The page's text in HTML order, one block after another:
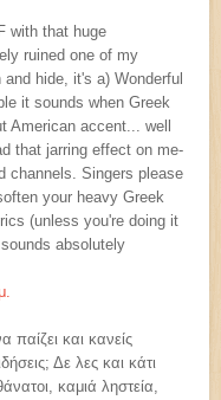
with that huge
ruined one of my
hide, it's a) Wonderful
it sounds when Greek
American accent... well
that jarring effect on me-
channels. Singers please
your heavy Greek
(unless you're doing it
absolutely
παίζει και κανείς
Δε λες και κάτι
καμιά ληστεία,